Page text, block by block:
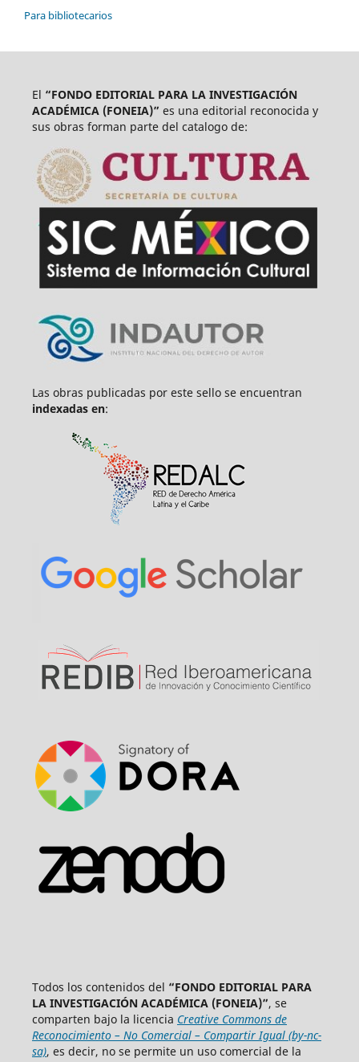
Para bibliotecarios
El “FONDO EDITORIAL PARA LA INVESTIGACIÓN
ACADÉMICA (FONEIA)” es una editorial reconocida y
sus obras forman parte del catalogo de:
Las obras publicadas por este sello se encuentran
indexadas en:
Todos los contenidos del “FONDO EDITORIAL PARA
LA INVESTIGACIÓN ACADÉMICA (FONEIA)”, se
comparten bajo la licencia Creative Commons de
Reconocimiento – No Comercial – Compartir Igual (by-nc-
sa), es decir, no se permite un uso comercial de la